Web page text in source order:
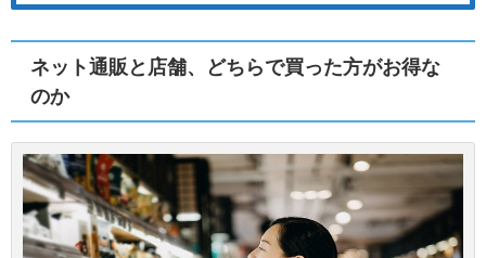
ネット通販と店舗、どちらで買った方がお得な
のか